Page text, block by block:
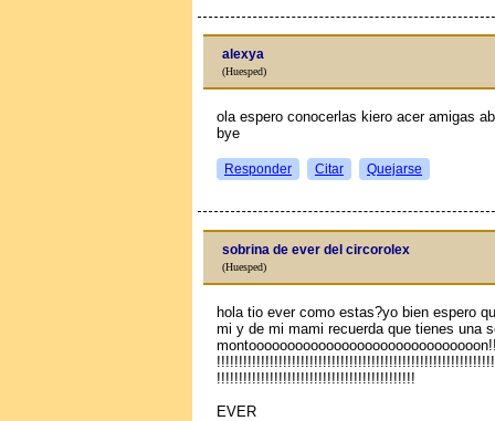
alexya
(Huesped)
ola espero conocerlas kiero acer amigas
bye
Responder Citar Quejarse
sobrina de ever del circorolex
(Huesped)
hola tio ever como estas?yo bien espero
mi y de mi mami recuerda que tienes una
!!!!!!!!!!!!!!!!!!!!!!!!!!!!!!!!!!!!!!!!!!!!!
EVER